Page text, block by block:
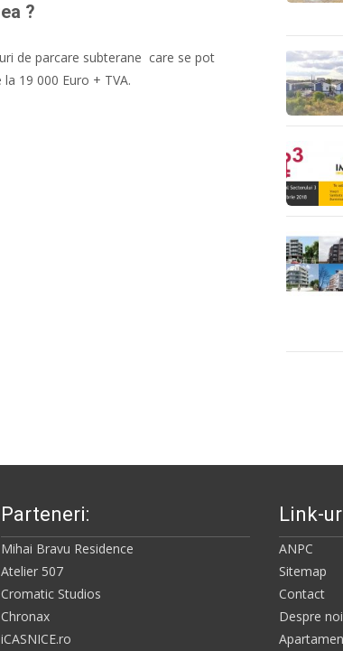
?
de parcare subterane care se pot
19 000 Euro + TVA.
Parteneri:
Mihai Bravu Residence
Atelier 507
Cromatic Studios
Chronax
iCASNICE.ro
Link-
ANPC
Sitemap
Contact
Despre noi